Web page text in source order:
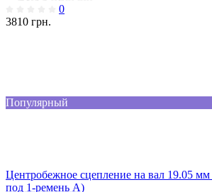
0
3810 грн.
Популярный
Центробежное сцепление на вал 19.05
под 1-ремень А)